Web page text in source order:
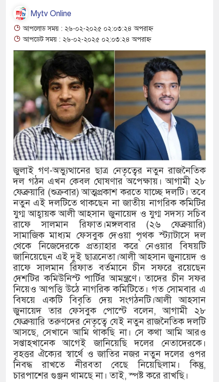
থাকায় বিক্রিতে নিষেধাজ্ঞা
অত্যাচারের ছবি যেন আর তুলতে না হয়, সেই
আলাল
‘গুলশানের চামেলি’তে ভিন্ন রূপে এডলফ খান,
যৌনকর্মীর দালাল চরিত্রে
সারজিস-পাটোয়ারীসহ ১০ জনের বিরুদ্ধে থানায়
গুলশান থেকে সাবেক মন্ত্রী লতিফ সিদ্দিকী
‘স্কুটি নাকি গোল্ড?’ ক্যাম্পেইনের বিজয়ীদের
এর ফ্রিডম ব্র্যান্ড, বাড়ল ক্যাম্পেইনের মেয়াদ
সংবিধান অনুযায়ী যথাসময়ে রাষ্ট্রপতি নির্বাচন
১৫২২ পুলিশ সদস্যকে চাকরিতে পুনর্বহালের
খিলক্ষেত থানা বিএনপির যুগ্ম আহ্বায়ক মশিউর
দেশের ৬ অঞ্চলে ঝড়ের আভাস
সার্ককে আরও গতিশীল করতে চায় বাংলাদেশ-
প্রেমের সম্পর্ক ছিন্ন না করায় মা-ভাই মিলে
প্রধানমন্ত্রীর সঙ্গে নবনিযুক্ত নৌবাহিনী প্রধানের
হামের উপসর্গে আরও ৬ প্রাণহানি, সবাই ঢাকার
Mytv Online
আপলোড সময় : ২৬-০২-২০২৫ ০২:০৩:২৪ অপরাহ্ন
আপডেট সময় : ২৬-০২-২০২৫ ০২:০৩:২৪ অপরাহ্ন
জুলাই গণ-অভ্যুত্থানের ছাত্র নেতৃত্বের নতুন রাজনৈতিক
দল গঠন এখন কেবল ঘোষণার অপেক্ষায়। আগামী ২৮
ফেব্রুয়ারি (শুক্রবার) আত্মপ্রকাশ করতে যাচ্ছে দলটি। তবে
নতুন এই দলটিতে থাকছেন না জাতীয় নাগরিক কমিটির
যুগ্ম আহ্বায়ক আলী আহসান জুনায়েদ ও যুগ্ম সদস্য সচিব
রাফে সালমান রিফাত।মঙ্গলবার (২৬ ফেব্রুয়ারি)
সামাজিক মাধ্যম ফেসবুক দেওয়া পৃথক স্ট্যাটাসে দল
থেকে নিজেদেরকে প্রত্যাহার করে নেওয়ার বিষয়টি
জানিয়েছেন এই দুই ছাত্রনেতা।আলী আহসান জুনায়েদ ও
রাফে সালমান রিফাত বর্তমানে চীন সফরে রয়েছেন
দেশটির কমিউনিস্ট পার্টির আমন্ত্রণে। তাদের চীন সফর
নিয়েও আপত্তি উঠে নাগরিক কমিটিতে। গত সোমবার এ
বিষয়ে একটি বিবৃতি দেয় সংগঠনটি।আলী আহসান
জুনায়েদ তার ফেসবুক পোস্টে বলেন, আগামী ২৮
ফেব্রুয়ারি তরুণদের নেতৃত্বে যেই নতুন রাজনৈতিক দলটি
আসছে, সেখানে আমি থাকছি না। সে কথা আমি আরও
সপ্তাহখানেক আগেই জানিয়েছি দলের নেতাদেরকে।
বৃহত্তর ঐক্যের স্বার্থে ও জাতির নজর নতুন দলের ওপর
নিবদ্ধ রাখতে নীরবতা বেছে নিয়েছিলাম। কিন্তু,
চারপাশের গুঞ্জন থামছে না। তাই, স্পষ্ট করে রাখছি।